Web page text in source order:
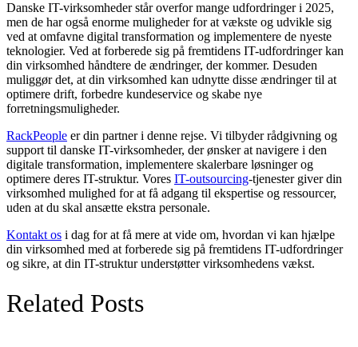
Danske IT-virksomheder står overfor mange udfordringer i 2025,
men de har også enorme muligheder for at vækste og udvikle sig
ved at omfavne digital transformation og implementere de nyeste
teknologier. Ved at forberede sig på fremtidens IT-udfordringer kan
din virksomhed håndtere de ændringer, der kommer. Desuden
muliggør det, at din virksomhed kan udnytte disse ændringer til at
optimere drift, forbedre kundeservice og skabe nye
forretningsmuligheder.
RackPeople er din partner i denne rejse. Vi tilbyder rådgivning og
support til danske IT-virksomheder, der ønsker at navigere i den
digitale transformation, implementere skalerbare løsninger og
optimere deres IT-struktur. Vores IT-outsourcing-tjenester giver din
virksomhed mulighed for at få adgang til ekspertise og ressourcer,
uden at du skal ansætte ekstra personale.
Kontakt os i dag for at få mere at vide om, hvordan vi kan hjælpe
din virksomhed med at forberede sig på fremtidens IT-udfordringer
og sikre, at din IT-struktur understøtter virksomhedens vækst.
Related Posts